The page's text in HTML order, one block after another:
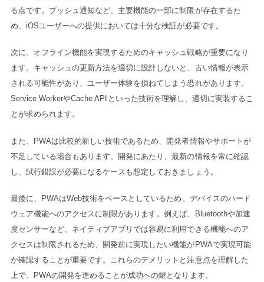
る点です。プッシュ通知など、主要機能の一部に制限が存在するた
め、iOSユーザーへの提供においては十分な検証が必要です。
次に、オフライン機能を実現するためのキャッシュ戦略が重要になり
ます。キャッシュの更新方法を適切に設計しないと、古い情報が表示
される可能性があり、ユーザー体験を損ねてしまう恐れがあります。
Service WorkerやCache APIといった技術を理解し、適切に実装するこ
とが求められます。
また、PWAは比較的新しい技術であるため、開発者情報やサポートが
不足している場合もあります。開発にあたり、最新の情報を常に確認
し、試行錯誤が必要になるケースも想定しておきましょう。
最後に、PWAはWeb技術をベースとしているため、デバイスのハード
ウェア機能へのアクセスに制限があります。例えば、Bluetoothや加速
度センサーなど、ネイティブアプリでは容易に利用できる機能へのア
クセスは制限されるため、開発前に実現したい機能がPWAで実現可能
か確認することが重要です。これらのデメリットと注意点を理解した
上で、PWAの開発を進めることが成功への鍵となります。